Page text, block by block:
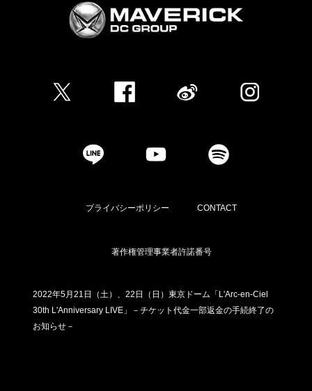
プライバシーポリシー CONTACT
著作権管理事業者許諾番号
2022年5月21日（土）、22日（日）東京ドーム「L'Arc-en-Ciel
30th L'Anniversary LIVE」－チケット代金一部返金の手続終了の
お知らせ－